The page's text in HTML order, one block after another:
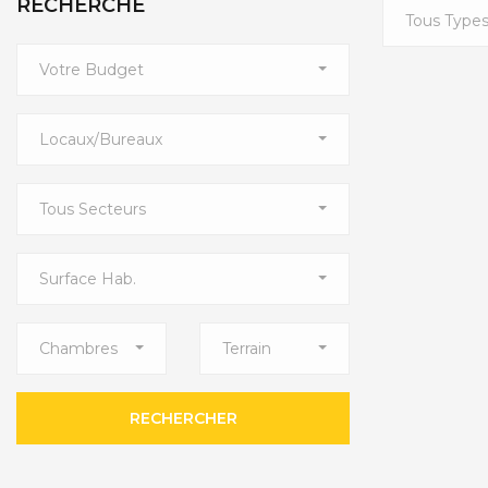
RECHERCHE
Votre Budget
Locaux/bureaux
Tous Secteurs
Surface Hab.
Chambres Terrain
RECHERCHER
Tous